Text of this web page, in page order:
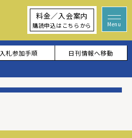
料金／入会案内
購読申込はこちらから
入札参加手順 日刊情報へ移動